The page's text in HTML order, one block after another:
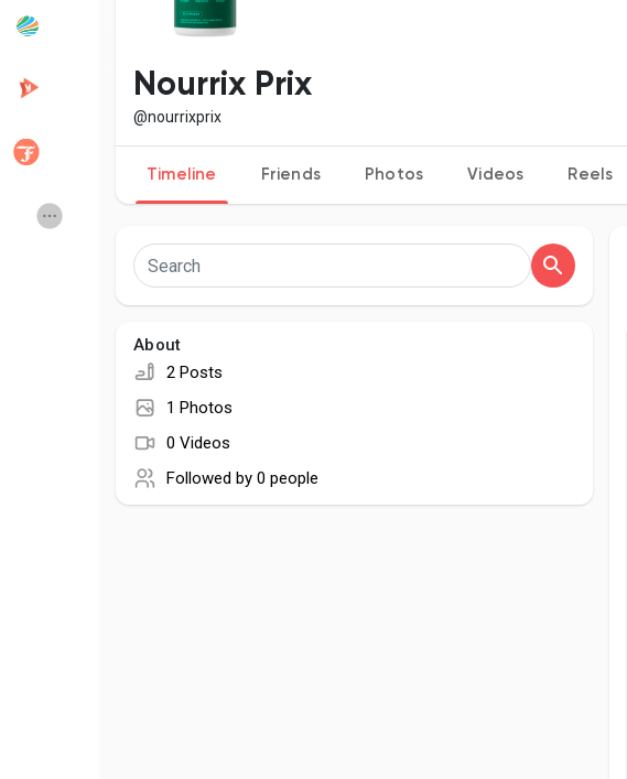
Popular Posts
Global News Vdo Junction
Nourrix Prix
@nourrixprix
Timeline Friends Photos Videos Reels
About
2 Posts
1 Photos
0 Videos
Followed by 0 people